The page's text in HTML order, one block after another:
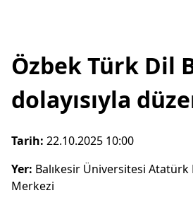
Özbek Türk Dil
dolayısıyla
Tarih: 22.10.2025 10:00
Yer: Balıkesir Üniversitesi
Merkezi